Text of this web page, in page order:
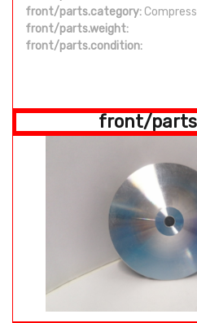
front/parts.category:
front/parts.weight:
front/parts.condition:
front/